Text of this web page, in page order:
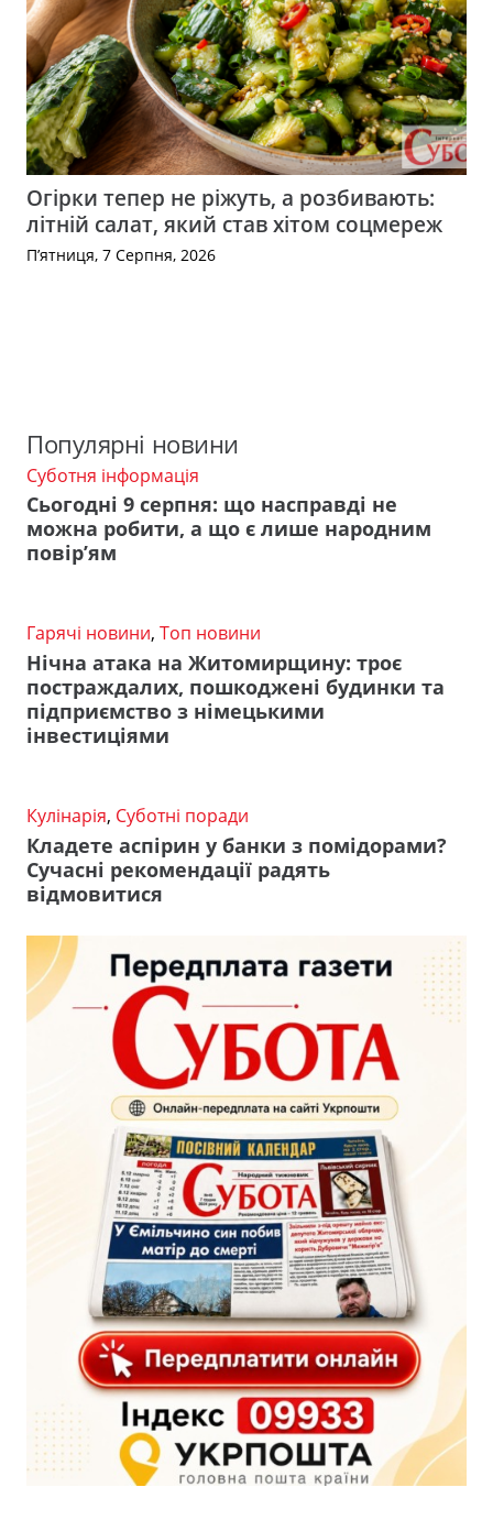
Огірки тепер не ріжуть, а розбивають:
літній салат, який став хітом соцмереж
П’ятниця, 7 Серпня, 2026
Популярні новини
Суботня інформація
Сьогодні 9 серпня: що насправді не
можна робити, а що є лише народним
повір’ям
Гарячі новини, Топ новини
Нічна атака на Житомирщину: троє
постраждалих, пошкоджені будинки та
підприємство з німецькими
інвестиціями
Кулінарія, Суботні поради
Кладете аспірин у банки з помідорами?
Сучасні рекомендації радять
відмовитися